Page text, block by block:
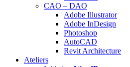
CAO – DAO
Adobe Illustrator
Adobe InDesign
Photoshop
AutoCAD
Revit Architecture
Ateliers